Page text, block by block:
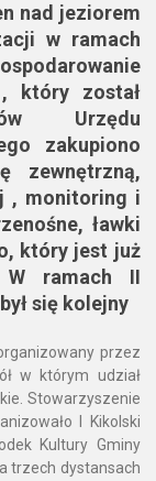
nad jeziorem
w ramach
który został
Urzędu
zakupiono
zewnętrzną,
, monitoring i
ławki
który jest już
ramach II
się kolejny
przez
w którym udział
Stowarzyszenie
I Kikolski
Kultury Gminy
trzech dystansach